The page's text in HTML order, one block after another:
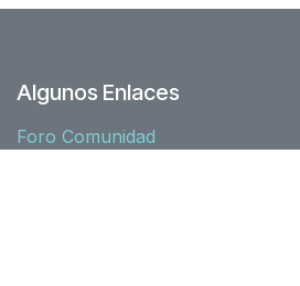
Algunos Enlaces
Foro Comunidad